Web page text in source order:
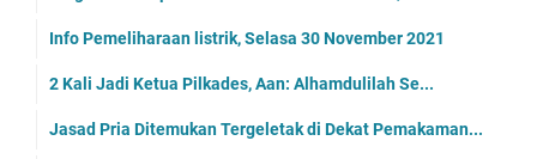
Info Pemeliharaan listrik, Selasa 30 November 2021
2 Kali Jadi Ketua Pilkades, Aan: Alhamdulilah Se...
Jasad Pria Ditemukan Tergeletak di Dekat Pemakaman...